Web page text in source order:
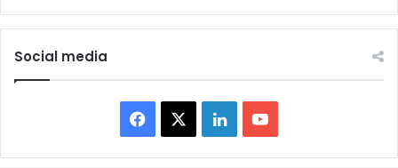
E
o
l
n
w
i
y
Social media
a
L
i
o